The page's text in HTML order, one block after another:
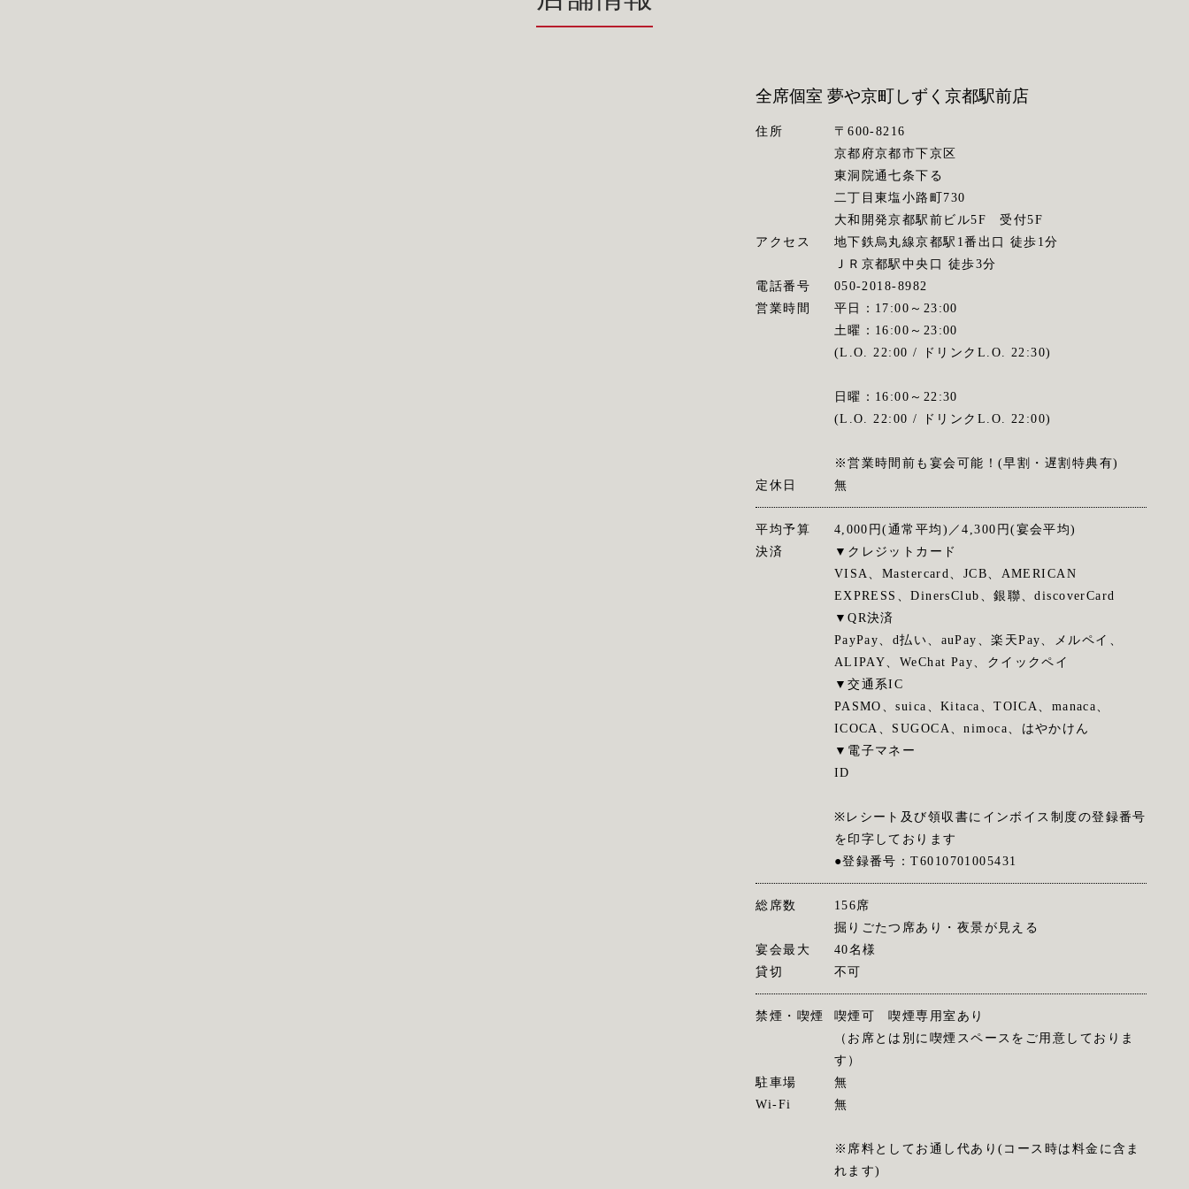
全席個室 夢や京町しずく京都駅前店
住所
〒600-8216
京都府京都市下京区
東洞院通七条下る
二丁目東塩小路町730
大和開発京都駅前ビル5F 受付5F
アクセス
地下鉄烏丸線京都駅1番出口 徒歩1分
ＪＲ京都駅中央口 徒歩3分
電話番号
050-2018-8982
営業時間
平日：17:00～23:00
土曜：16:00～23:00
(L.O. 22:00 / ドリンクL.O. 22:30)
日曜：16:00～22:30
(L.O. 22:00 / ドリンクL.O. 22:00)
※営業時間前も宴会可能！(早割・遅割特典有)
定休日
無
平均予算
4,000円(通常平均)／4,300円(宴会平均)
決済
▼クレジットカード
VISA、Mastercard、JCB、AMERICAN
EXPRESS、DinersClub、銀聯、discoverCard
▼QR決済
PayPay、d払い、auPay、楽天Pay、メルペイ、
ALIPAY、WeChat Pay、クイックペイ
▼交通系IC
PASMO、suica、Kitaca、TOICA、manaca、
ICOCA、SUGOCA、nimoca、はやかけん
▼電子マネー
ID
※レシート及び領収書にインボイス制度の登録番号
を印字しております
●登録番号：T6010701005431
総席数
156席
掘りごたつ席あり・夜景が見える
宴会最大
40名様
貸切
不可
禁煙・喫煙
喫煙可 喫煙専用室あり
（お席とは別に喫煙スペースをご用意しておりま
す）
駐車場
無
Wi-Fi
無
※席料としてお通し代あり(コース時は料金に含ま
れます)